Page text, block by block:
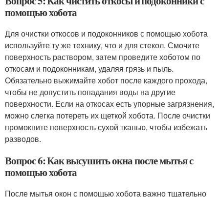
помощью хобота
Для очистки откосов и подоконников с помощью хобота
используйте ту же технику, что и для стекол. Смочите
поверхность раствором, затем проведите хоботом по
откосам и подоконникам, удаляя грязь и пыль.
Обязательно выжимайте хобот после каждого прохода,
чтобы не допустить попадания воды на другие
поверхности. Если на откосах есть упорные загрязнения,
можно слегка потереть их щеткой хобота. После очистки
промокните поверхность сухой тканью, чтобы избежать
разводов.
Вопрос 6: Как высушить окна после мытья с
помощью хобота
После мытья окон с помощью хобота важно тщательно